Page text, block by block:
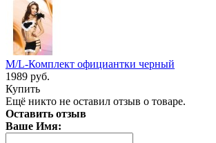
M/L-Комплект официантки черный
1989 руб.
Купить
Ещё никто не оставил отзыв о товаре.
Оставить отзыв
Ваше Имя: